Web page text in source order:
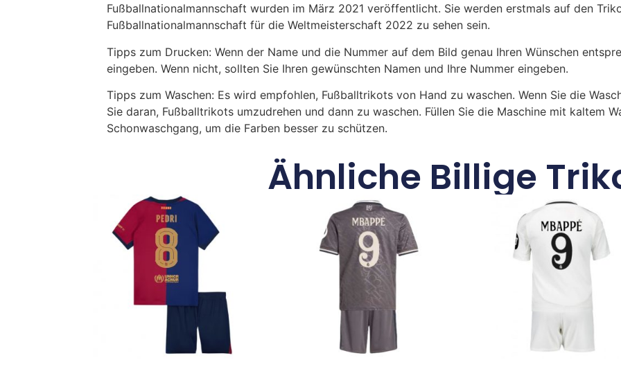
Fußballnationalmannschaft wurden im März 2021 veröffentlicht. Sie werden erstmals auf den
Fußballnationalmannschaft für die Weltmeisterschaft 2022 zu sehen sein.
Tipps zum Drucken: Wenn der Name und die Nummer auf dem Bild genau Ihren Wünschen
eingeben. Wenn nicht, sollten Sie Ihren gewünschten Namen und Ihre Nummer eingeben.
Tipps zum Waschen: Es wird empfohlen, Fußballtrikots von Hand zu waschen. Wenn Sie die
Sie daran, Fußballtrikots umzudrehen und dann zu waschen. Füllen Sie die Maschine mit kaltem
Schonwaschgang, um die Farben besser zu schützen.
Ähnliche Billige